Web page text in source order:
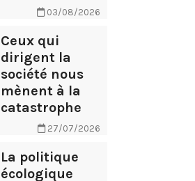
03/08/2026
Ceux qui
dirigent la
société nous
mènent à la
catastrophe
27/07/2026
La politique
écologique